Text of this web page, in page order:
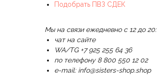
Подобрать ПВЗ СДЕК
Мы на связи ежедневно с 12 до 20:
чат на сайте
WA/TG +7 925 255 64 36
по телефону 8 800 550 12 02
e-mail: info@sisters-shop.shop